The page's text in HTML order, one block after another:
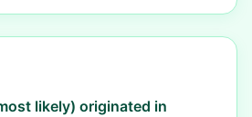
likely) originated in